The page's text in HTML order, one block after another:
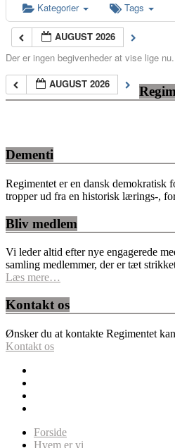
Kategorier Tags
AUGUST 2026
Der er ingen begivenheder at vise lige nu.
AUGUST 2026
Dementi
Regimentet er en dansk demokratisk
tropper ud fra en historisk lærings-,
Bliv medlem
Vi leder altid efter nye engagerede
samling medlemmer, der er tæt
Læs mere…
Kontakt os
Ønsker du at kontakte Regimentet
Kontakt os
Forside
Hvem er vi